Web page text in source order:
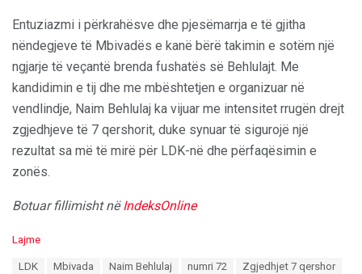
Entuziazmi i përkrahësve dhe pjesëmarrja e të gjitha
nëndegjeve të Mbivadës e kanë bërë takimin e sotëm një
ngjarje të veçantë brenda fushatës së Behlulajt. Me
kandidimin e tij dhe me mbështetjen e organizuar në
vendlindje, Naim Behlulaj ka vijuar me intensitet rrugën drejt
zgjedhjeve të 7 qershorit, duke synuar të sigurojë një
rezultat sa më të mirë për LDK-në dhe përfaqësimin e
zonës.
Botuar fillimisht nëIndeksOnline
C
Lajme
LDK Mbivada Naim Behlulaj numri 72 Zgjedhjet 7 qershor